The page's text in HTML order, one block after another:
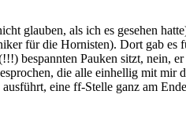
glauben, als ich es gesehen
für die Hornisten). Dort gab
bespannten Pauken sitzt, nein,
die alle einhellig mit mir
eine ff-Stelle ganz am